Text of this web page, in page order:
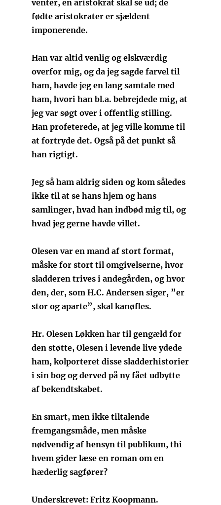
venter, en aristokrat skal se ud; de
fødte aristokrater er sjældent
imponerende.
Han var altid venlig og elskværdig
overfor mig, og da jeg sagde farvel til
ham, havde jeg en lang samtale med
ham, hvori han bl.a. bebrejdede mig, at
jeg var søgt over i offentlig stilling.
Han profeterede, at jeg ville komme til
at fortryde det. Også på det punkt så
han rigtigt.
Jeg så ham aldrig siden og kom således
ikke til at se hans hjem og hans
samlinger, hvad han indbød mig til, og
hvad jeg gerne havde villet.
Olesen var en mand af stort format,
måske for stort til omgivelserne, hvor
sladderen trives i andegården, og hvor
den, der, som H.C. Andersen siger, ”er
stor og aparte”, skal kanøfles.
Hr. Olesen Løkken har til gengæld for
den støtte, Olesen i levende live ydede
ham, kolporteret disse sladderhistorier
i sin bog og derved på ny fået udbytte
af bekendtskabet.
En smart, men ikke tiltalende
fremgangsmåde, men måske
nødvendig af hensyn til publikum, thi
hvem gider læse en roman om en
hæderlig sagfører?
Underskrevet: Fritz Koopmann.